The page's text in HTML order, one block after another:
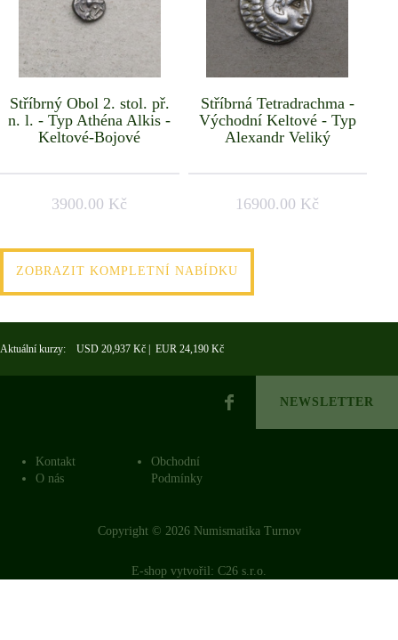
Stříbrný Obol 2. stol. př.
n. l. - Typ Athéna Alkis -
Keltové-Bojové
3900.00 Kč
Stříbrná Tetradrachma -
Východní Keltové - Typ
Alexandr Veliký
16900.00 Kč
ZOBRAZIT KOMPLETNÍ NABÍDKU
Aktuální kurzy: USD 20,937 Kč | EUR 24,190 Kč
NEWSLETTER
Kontakt
O nás
Obchodní
Podmínky
Copyright © 2026 Numismatika Turnov
E-shop vytvořil: C26 s.r.o.